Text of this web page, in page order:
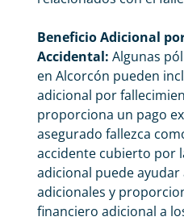
Beneficio Adicional
Accidental: Algunas
en Alcorcón pueden
adicional por
proporciona un pago
asegurado fallezca
accidente cubierto por
adicional puede
adicionales y
financiero adicional a